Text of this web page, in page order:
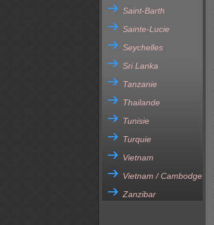
Saint-Barth
Sainte-Lucie
Seychelles
Sri Lanka
Tanzanie
Thailande
Tunisie
Turquie
Vietnam
Vietnam / Cambodge
Zanzibar